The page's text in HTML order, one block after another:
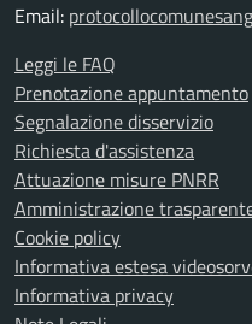
Email:
Leggi le FAQ
Prenotazione appuntamento
Segnalazione disservizio
Richiesta d'assistenza
Attuazione misure PNRR
Amministrazione
Cookie policy
Informativa estesa
Informativa privacy